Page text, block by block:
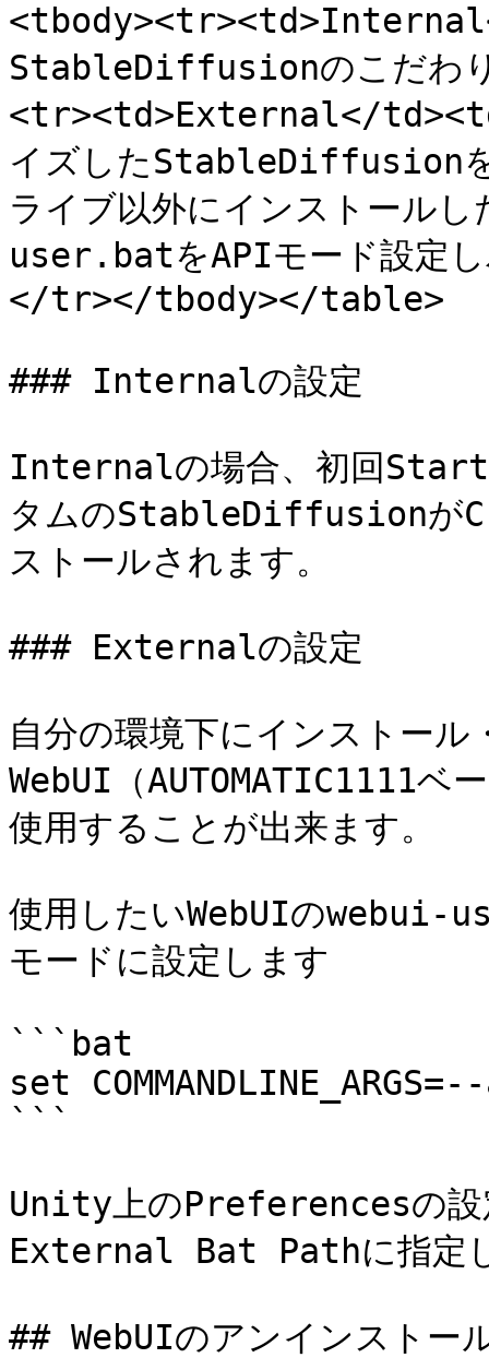
StableDiffusionのこだわ
<tr><td>External</
イズしたStableDiffusionを
ライブ以外にインストール
user.batをAPIモード設定
</tr></tbody></table>
### Internalの設定
Internalの場合、初回
タムのStableDiffusionがC
ストールされます。
### Externalの設定
自分の環境下にインストール
WebUI（AUTOMATIC1111ベ
使用することが出来ます。
使用したいWebUIのwebui-
モードに設定します
```bat
set
```
Unity上のPreferencesの
External Bat Pathに指定
## WebUIのアンインストー